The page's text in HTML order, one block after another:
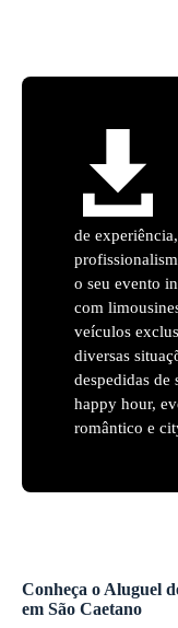
de
o seu evento
com
veículos
diversas
despedidas de
happy hour,
romântico e
Conheça o Aluguel
em São Caetano